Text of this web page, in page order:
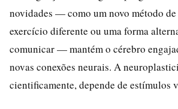
novidades — como um novo método de
exercício diferente ou uma forma
comunicar — mantém o cérebro
novas conexões neurais. A
cientificamente, depende de estímulos